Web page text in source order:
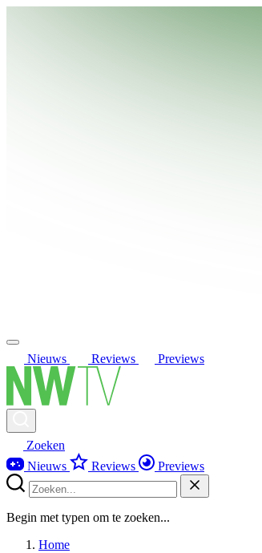
Nieuws Reviews Previews
Zoeken
Nieuws
Reviews Previews
Begin met typen om te zoeken...
Home